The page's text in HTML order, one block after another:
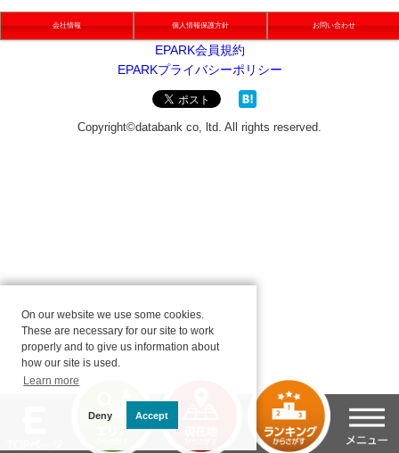
会社情報 個人情報保護方針 お問い合わせ
On our website we use some cookies.
These are necessary for our site to work
properly and to give us information about
how our site is used.
Learn more
Deny Accept